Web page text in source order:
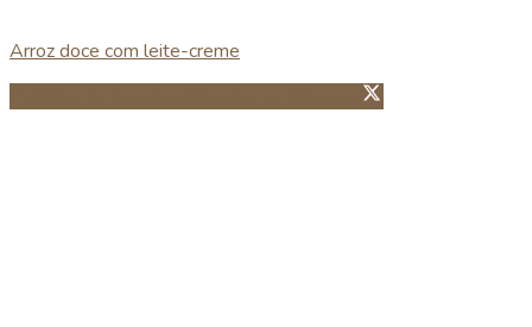
Arroz doce com leite-creme
Guardar no Pinterest